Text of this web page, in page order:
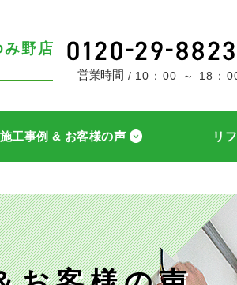
み野店
営業時間 10：00 ～ 18：
施工事例 & お客様の声 リ